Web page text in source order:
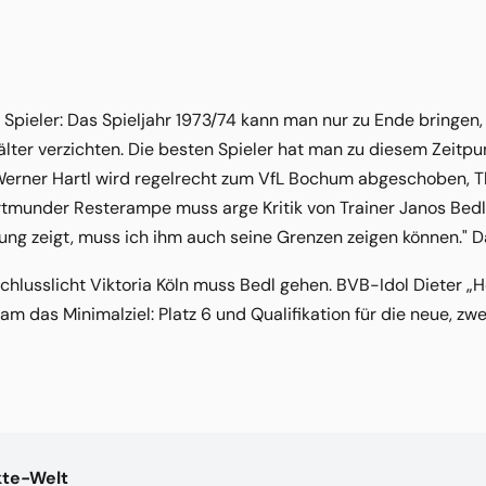
Das Spieljahr 1973/74 kann man nur zu Ende
verzichten. Die besten Spieler hat man zu diesem
Hartl wird regelrecht zum VfL Bochum abgeschoben,
Resterampe muss arge Kritik von Trainer Janos
zeigt, muss ich ihm auch seine Grenzen zeigen können."
Viktoria Köln muss Bedl gehen. BVB-Idol Dieter
das Minimalziel: Platz 6 und Qualifikation für die neue,
Welt